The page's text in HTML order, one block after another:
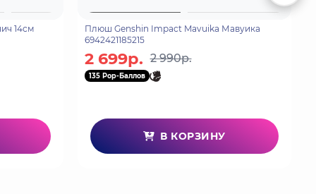
14см
Плюш Genshin Impact Mavuika Мавуика
6942421185215
2 699р. 2 990р.
135 Pop-Баллов
В КОРЗИНУ